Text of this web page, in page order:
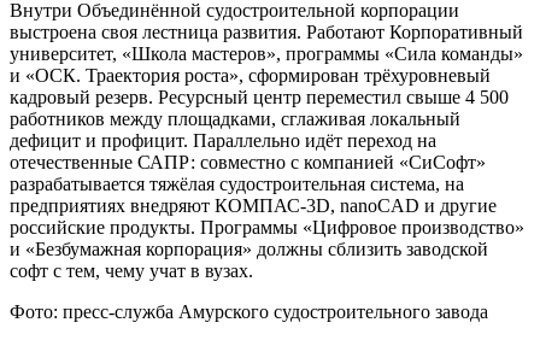
Внутри Объединённой судостроительной корпорации
выстроена своя лестница развития. Работают Корпоративный
университет, «Школа мастеров», программы «Сила команды»
и «ОСК. Траектория роста», сформирован трёхуровневый
кадровый резерв. Ресурсный центр переместил свыше 4 500
работников между площадками, сглаживая локальный
дефицит и профицит. Параллельно идёт переход на
отечественные САПР: совместно с компанией «СиСофт»
разрабатывается тяжёлая судостроительная система, на
предприятиях внедряют КОМПАС-3D, nanoCAD и другие
российские продукты. Программы «Цифровое производство»
и «Безбумажная корпорация» должны сблизить заводской
софт с тем, чему учат в вузах.
Фото: пресс-служба Амурского судостроительного завода